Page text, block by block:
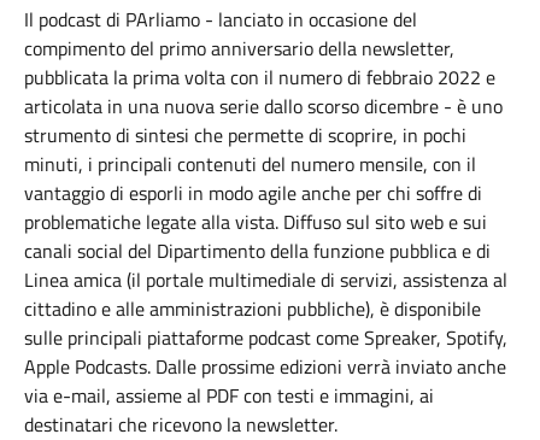
Il podcast di PArliamo - lanciato in occasione del
compimento del primo anniversario della newsletter,
pubblicata la prima volta con il numero di febbraio 2022 e
articolata in una nuova serie dallo scorso dicembre - è uno
strumento di sintesi che permette di scoprire, in pochi
minuti, i principali contenuti del numero mensile, con il
vantaggio di esporli in modo agile anche per chi soffre di
problematiche legate alla vista. Diffuso sul sito web e sui
canali social del Dipartimento della funzione pubblica e di
Linea amica (il portale multimediale di servizi, assistenza al
cittadino e alle amministrazioni pubbliche), è disponibile
sulle principali piattaforme podcast come Spreaker, Spotify,
Apple Podcasts. Dalle prossime edizioni verrà inviato anche
via e-mail, assieme al PDF con testi e immagini, ai
destinatari che ricevono la newsletter.